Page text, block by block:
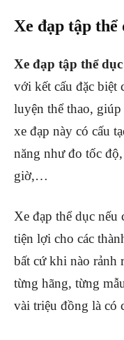
Xe đạp tập thể
Xe đạp tập thể dục
với kết cấu đặc biệt
luyện thể thao,
xe đạp này có cấu
năng như đo tốc
giờ,…
Xe đạp thể dục
tiện lợi cho các
bất cứ khi nào rảnh
từng hãng, từng
vài triệu đồng là có